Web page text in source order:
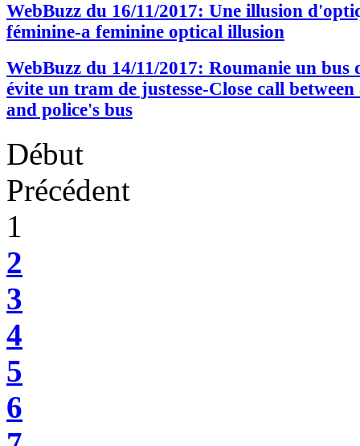
WebBuzz du 16/11/2017: Une illusion
féminine-a feminine optical illusion
WebBuzz du 14/11/2017: Roumanie un bus
évite un tram de justesse-Close call
and police's bus
Début
Précédent
1
2
3
4
5
6